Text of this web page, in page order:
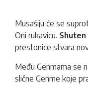
Musašiju će se
Oni rukavicu.
prestonice stvara
Među Genmama se
slične Genme koje